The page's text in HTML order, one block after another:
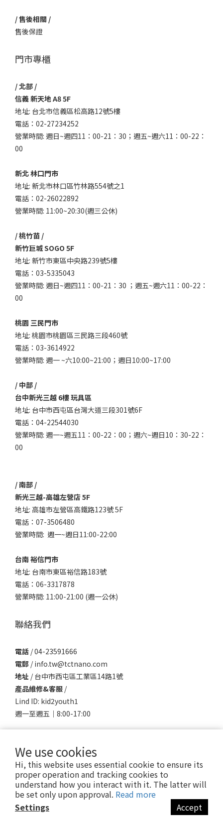
We use cookies
Hi, this website uses essential cookie to ensure its
proper operation and tracking cookies to
understand how you interact with it. The latter will
be set only upon approval. Read more
Settings
Accept
/ 售後相關 /
售後保證
門市專櫃
/ 北部 /
信義 新天地 A8 5F
地址: 台北市信義區松高路12號5樓
電話：02-27234252
營業時間: 週日~週四11：00-21：30；週五~週六11：00-22：
00
新北 林口門市
地址: 新北市林口區竹林路554號之1
電話：02-26022892
營業時間: 11:00~20:30(週三公休)
/ 桃竹苗 /
新竹巨城 SOGO 5F
地址: 新竹市東區中央路239號5樓
電話：03-5335043
營業時間: 週日~週四11：00-21：30 ；週五~週六11：00-22：
00
桃園 三民門市
地址: 桃園市桃園區三民路三段460號
電話：03-3614922
營業時間: 週一 ~六10:00~21:00；週日10:00~17:00
/ 中部 /
台中新光三越 6樓 玩具區
地址: 台中市西屯區台灣大道三段301號6F
電話：04-22544030
營業時間: 週一~週五11：00-22：00；週六~週日10：30-22：
00
/ 南部 /
新光三越-高雄左營店 5F
地址: 高雄市左營區高鐵路123號 5F
電話：07-3506480
營業時間: 週一~週日11:00-22:00
台南 裕信門市
地址: 台南市東區裕信路183號
電話：06-3317878
營業時間: 11:00-21:00 (週一公休)
聯絡我們
電話 / 04-23591666
電郵 / info.tw@tctnano.com
地址 / 台中市西屯區工業區14路1號
產品維修&客服 /
Lind ID: kid2youth1
週一至週五｜8:00-17:00
$TWD English